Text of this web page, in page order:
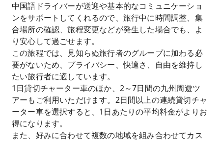
中国語ドライバーが送迎や基本的なコミュニケーショ
ンをサポートしてくれるので、旅行中に時間調整、集
合場所の確認、旅程変更などが発生した場合でも、よ
り安心して過ごせます。
この旅程では、見知らぬ旅行者のグループに加わる必
要がないため、プライバシー、快適さ、自由を維持し
たい旅行者に適しています。
1日貸切チャーター車のほか、2～7日間の九州周遊ツ
アーもご利用いただけます。2日間以上の連続貸切チャ
ーター車を選択すると、1日あたりの平均料金がよりお
得になります。
また、好みに合わせて複数の地域を組み合わせてカス